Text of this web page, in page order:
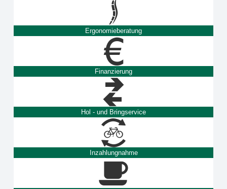
Ergonomieberatung
Finanzierung
Hol - und Bringservice
Inzahlungnahme